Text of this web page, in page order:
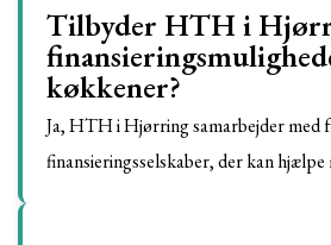
Tilbyder HTH i
køkkener?
Ja, HTH i Hjørring samarbejder med
finansieringsselskaber, der kan hjælpe